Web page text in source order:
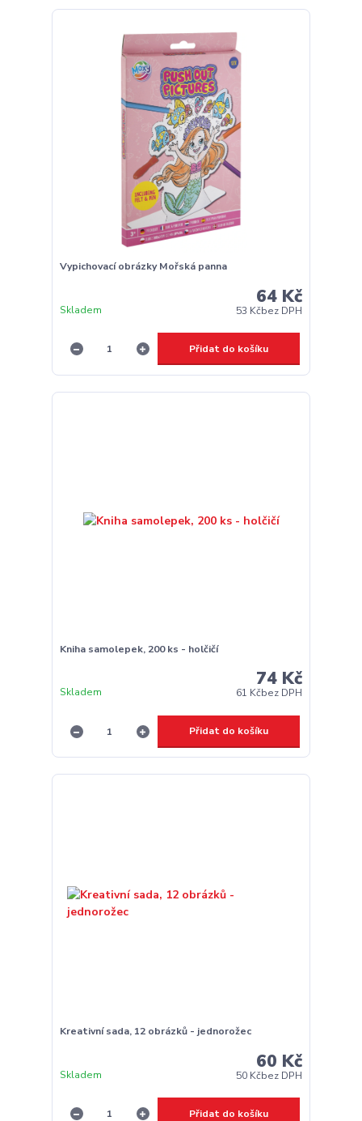
Vypichovací obrázky Mořská panna
64 Kč
53 Kčbez DPH
Skladem
Přidat do košíku
Kniha samolepek, 200 ks - holčičí
74 Kč
61 Kčbez DPH
Skladem
Přidat do košíku
Kreativní sada, 12 obrázků - jednorožec
60 Kč
50 Kčbez DPH
Skladem
Přidat do košíku